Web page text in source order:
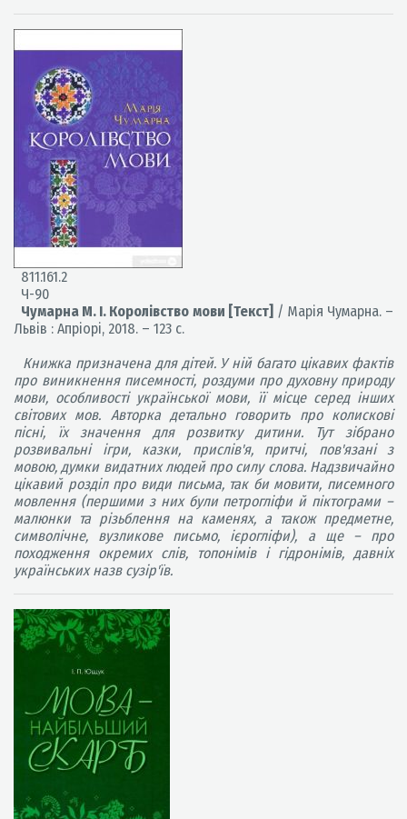
811.161.2
Ч-90
Чумарна М. І. Королівство мови [Текст] / Марія Чумарна. –
Львів : Апріорі, 2018. – 123 с.
Книжка призначена для дітей. У ній багато цікавих фактів
про виникнення писемності, роздуми про духовну природу
мови, особливості української мови, її місце серед інших
світових мов. Авторка детально говорить про колискові
пісні, їх значення для розвитку дитини. Тут зібрано
розвивальні ігри, казки, прислів'я, притчі, пов'язані з
мовою, думки видатних людей про силу слова. Надзвичайно
цікавий розділ про види письма, так би мовити, писемного
мовлення (першими з них були петрогліфи й піктограми –
малюнки та різьблення на каменях, а також предметне,
символічне, вузликове письмо, ієрогліфи), а ще – про
походження окремих слів, топонімів і гідронімів, давніх
українських назв сузір'їв.